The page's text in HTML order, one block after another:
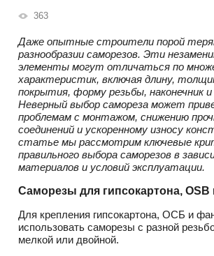
363
Даже опытные строители порой
разнообразии саморезов. Эти
элементы могут отличаться по
характеристик, включая длину,
покрытия, форму резьбы, наконечник и
Неверный выбор самореза может
проблемам с монтажом, снижению
соединений и ускоренному износу
статье мы рассмотрим ключевые
правильного выбора саморезов в
материалов и условий эксплуатации.
Саморезы для гипсокартона,
Для крепления гипсокартона, ОСБ и
использовать саморезы с разной
мелкой или двойной.